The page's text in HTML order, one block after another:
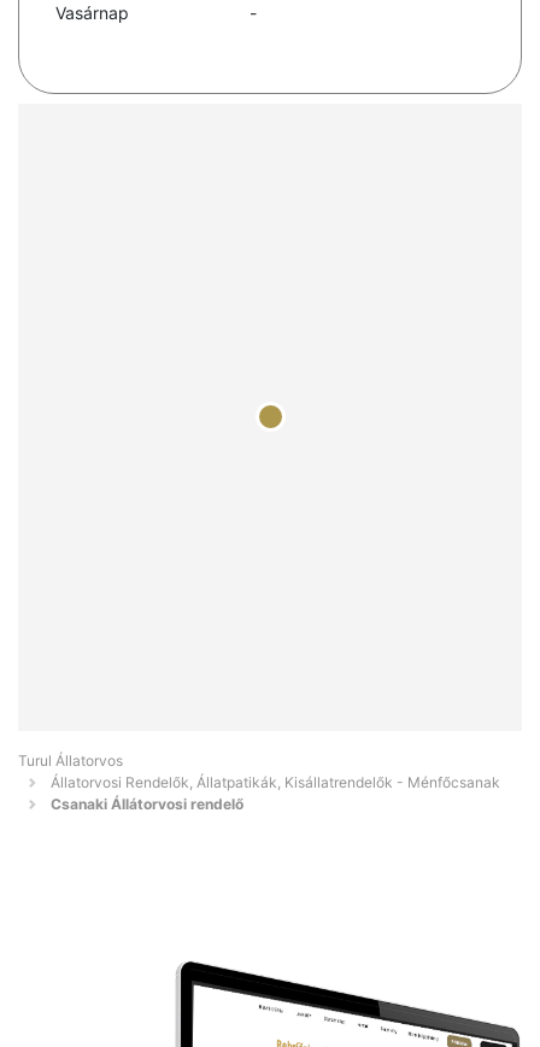
Vasárnap
-
Turul Állatorvos
Állatorvosi Rendelők, Állatpatikák, Kisállatrendelők - Ménfőcsanak
Csanaki Állátorvosi rendelő